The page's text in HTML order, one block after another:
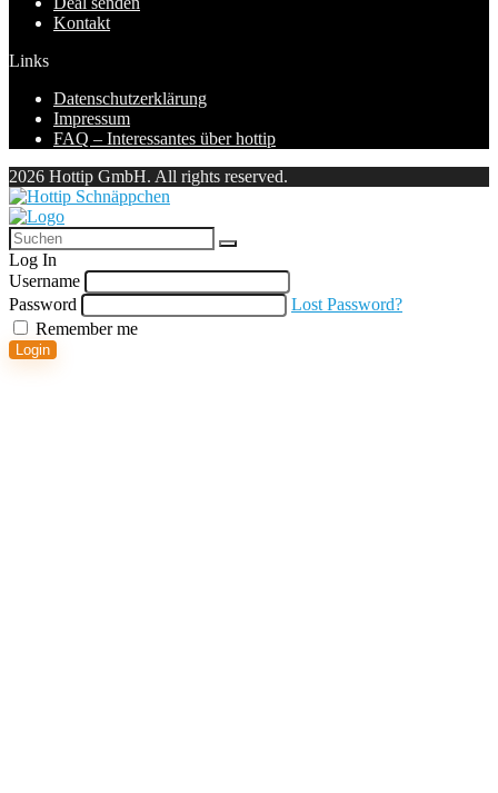
Kontakt
Links
Datenschutzerklärung
Impressum
FAQ – Interessantes über hottip
2026 Hottip GmbH. All rights reserved.
Log In
Username
Password
Lost Password?
Remember me
Login